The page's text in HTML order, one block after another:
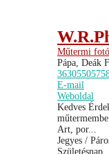
Műtermi
Pápa, Deák
E-mail
Weboldal
Kedves
Art, por...
Jegyes /
Születésnap